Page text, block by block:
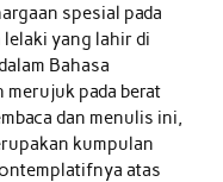
spesial pada
yang lahir di
Bahasa
merujuk pada berat
dan menulis ini,
kumpulan
atas